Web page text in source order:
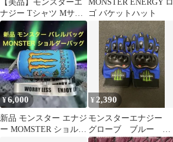
【美品】モンスターエ
ナジー Tシャツ Mサイ
ズ 黒 デカロゴ
MONSTER
MONSTER ENERGY ロ
ゴ バケットハット
¥6,000
新品 モンスター エナジ
ー MOMSTER ショルダ
¥ 2,390
モンスターエナジー
グローブ ブルー L